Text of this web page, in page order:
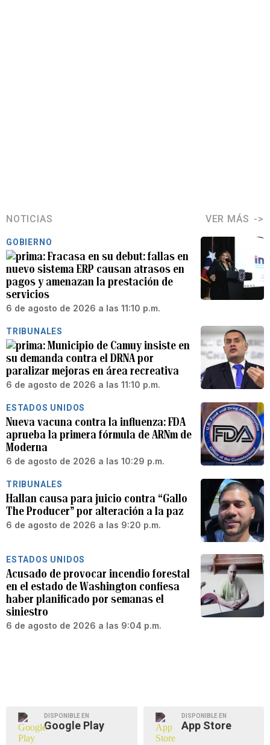
NOTICIAS VER MÁS
GOBIERNO
Fracasa en su debut: fallas en
nuevo sistema ERP causan atrasos en
pagos y amenazan la prestación de
servicios
6 de agosto de 2026 a las 11:10 p.m.
TRIBUNALES
Municipio de Camuy insiste en
su demanda contra el DRNA por
paralizar mejoras en área recreativa
6 de agosto de 2026 a las 11:10 p.m.
ESTADOS UNIDOS
Nueva vacuna contra la influenza: FDA
aprueba la primera fórmula de ARNm de
Moderna
6 de agosto de 2026 a las 10:29 p.m.
TRIBUNALES
Hallan causa para juicio contra “Gallo
The Producer” por alteración a la paz
6 de agosto de 2026 a las 9:20 p.m.
ESTADOS UNIDOS
Acusado de provocar incendio forestal
en el estado de Washington confiesa
haber planificado por semanas el
siniestro
6 de agosto de 2026 a las 9:04 p.m.
DISPONIBLE EN
Google Play
DISPONIBLE EN
App Store